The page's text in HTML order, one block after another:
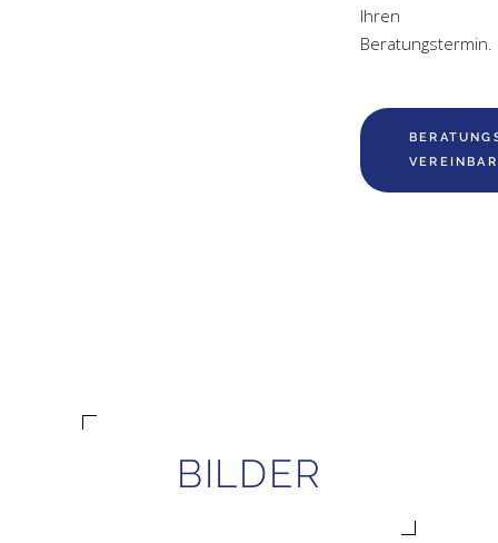
Ihren
Beratungstermin.
BILDER